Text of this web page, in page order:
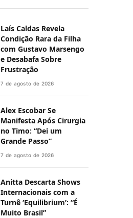
Laís Caldas Revela
Condição Rara da Filha
com Gustavo Marsengo
e Desabafa Sobre
Frustração
7 de agosto de 2026
Alex Escobar Se
Manifesta Após Cirurgia
no Timo: “Dei um
Grande Passo”
7 de agosto de 2026
Anitta Descarta Shows
Internacionais com a
Turnê ‘Equilibrium’: “É
Muito Brasil”